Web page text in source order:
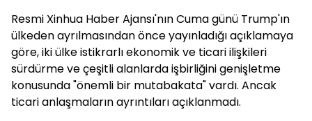
Resmi Xinhua Haber Ajansı'nın Cuma günü Trump'ın
ülkeden ayrılmasından önce yayınladığı açıklamaya
göre, iki ülke istikrarlı ekonomik ve ticari ilişkileri
sürdürme ve çeşitli alanlarda işbirliğini genişletme
konusunda "önemli bir mutabakata" vardı. Ancak
ticari anlaşmaların ayrıntıları açıklanmadı.